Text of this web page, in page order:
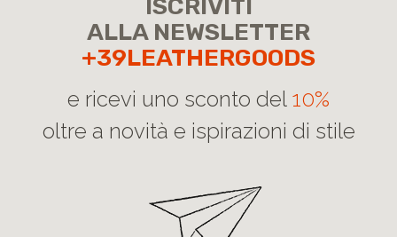
ISCRIVITI
ALLA NEWSLETTER
+39LEATHERGOODS
e ricevi uno sconto del 10%
oltre a novità e ispirazioni di stile